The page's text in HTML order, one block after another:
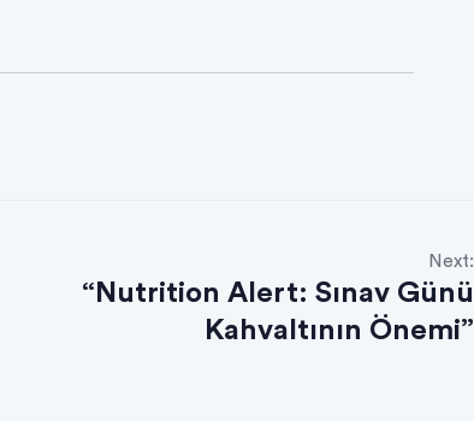
Next:
“Nutrition Alert: Sınav Günü
Kahvaltının Önemi”